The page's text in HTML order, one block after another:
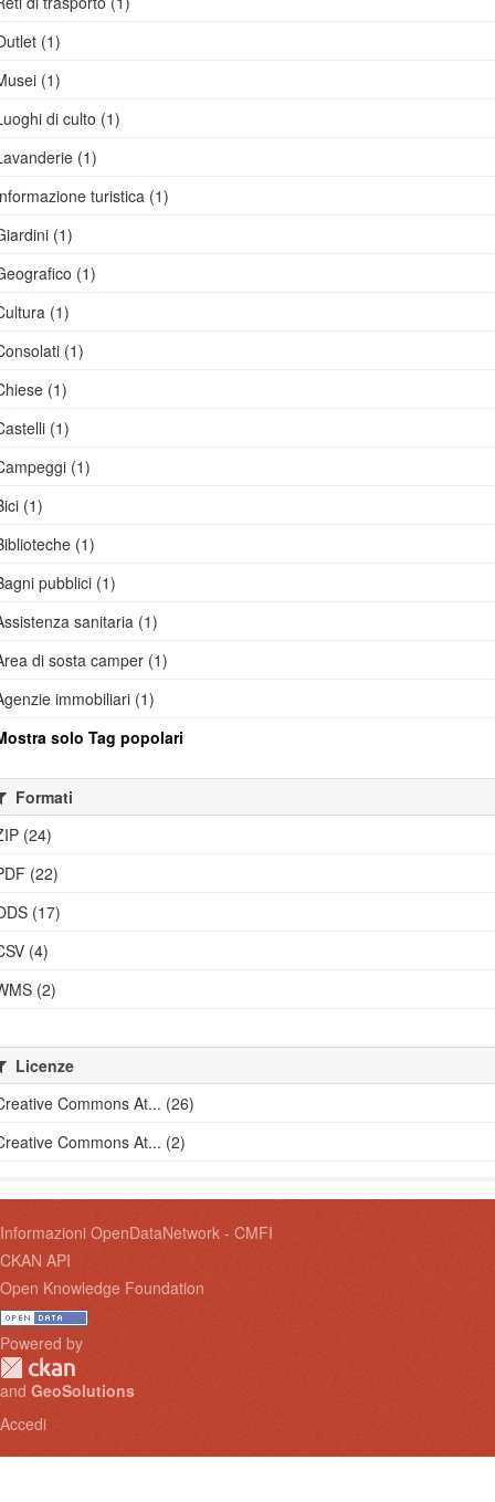
(1)
(1)
di culto (1)
(1)
turistica (1)
(1)
(1)
(1)
(1)
(1)
(1)
(1)
(1)
(1)
pubblici (1)
sanitaria (1)
di sosta camper (1)
immobiliari (1)
solo Tag popolari
Formati
(24)
(22)
(17)
(4)
(2)
Licenze
Commons At... (26)
Commons At... (2)
Informazioni OpenDataNetwork - CMFI
CKAN API
Open Knowledge Foundation
Powered by
and GeoSolutions
Accedi